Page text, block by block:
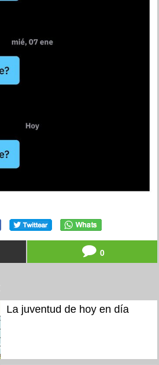
0
La juventud de hoy en día